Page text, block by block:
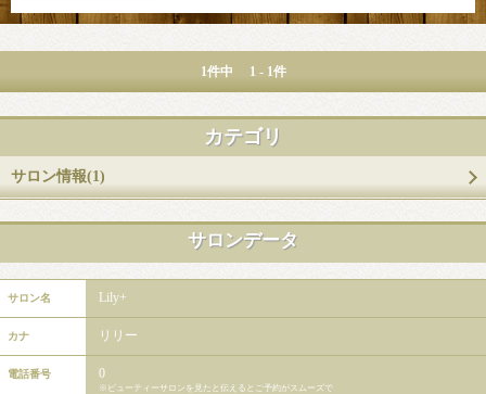
1件中 1 - 1件
カテゴリ
サロン情報(1)
サロンデータ
サロン名 Lily+
カナ リリー
電話番号 0
※ビューティーサロンを見たと伝えるとご予約がスムーズで